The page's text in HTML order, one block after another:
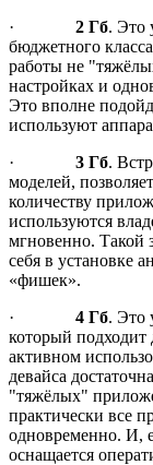
· 2 Гб. Это
бюджетного
работы не
настройках и
Это вполне
используют
· 3 Гб.
моделей,
количеству
используются
мгновенно. Такой
себя в установке
«фишек».
· 4 Гб. Это
который подходит
активном
девайса
"тяжёлых"
практически все
одновременно. И,
оснащается